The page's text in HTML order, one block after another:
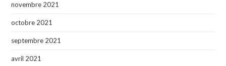
novembre 2021
octobre 2021
septembre 2021
avril 2021